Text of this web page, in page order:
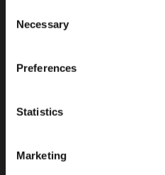
Selection
Necessary
Preferences
Statistics
Marketing